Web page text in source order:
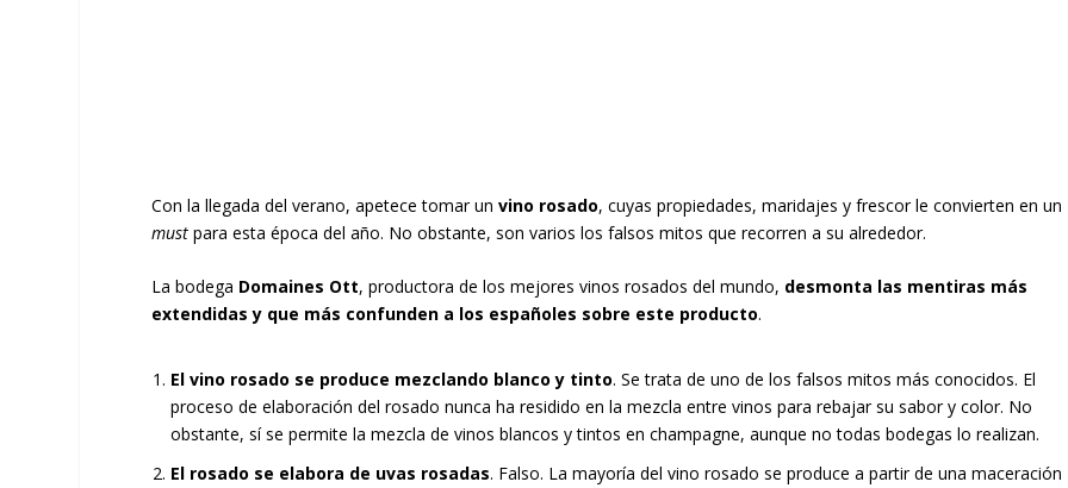
Con la llegada del verano, apetece tomar unvino rosado, cuyas propiedades, maridajes y frescor le convierten en un
must para esta época del año. No obstante, son varios los falsos mitos que recorren a su alrededor.
La bodega Domaines Ott, productora de los mejores vinos rosados del mundo, desmonta las mentiras más
extendidas y que más confunden a los españoles sobre este producto.
El vino rosado se produce mezclando blanco y tinto. Se trata de uno de los falsos mitos más conocidos. El
proceso de elaboración del rosado nunca ha residido en la mezcla entre vinos para rebajar su sabor y color. No
obstante, sí se permite la mezcla de vinos blancos y tintos en champagne, aunque no todas bodegas lo realizan.
El rosado se elabora de uvas rosadas. Falso. La mayoría del vino rosado se produce a partir de una maceración